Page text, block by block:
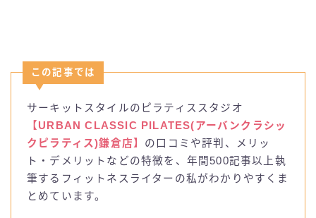
掲載希望
お問い合わせ
luluto(ルルト)
この記事では
サーキットスタイルのピラティススタジオ
【URBAN CLASSIC PILATES(アーバンクラシッ
クピラティス)鎌倉店】 の口コミや評判、メリッ
ト・デメリットなどの特徴を、年間500記事以上執
筆するフィットネスライターの私がわかりやすくま
とめています。